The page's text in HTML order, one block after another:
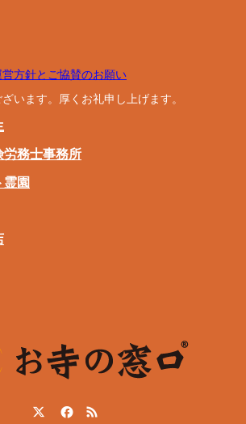
営方針とご協賛のお願い
います。厚くお礼申し上げます。
労務士事務所
霊園